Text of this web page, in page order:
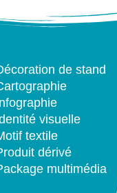
de stand
visuelle
textile
dérivé
multimédia